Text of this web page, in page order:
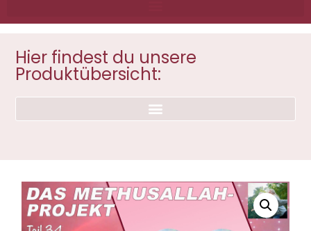
Hier findest du unsere
Produktübersicht: